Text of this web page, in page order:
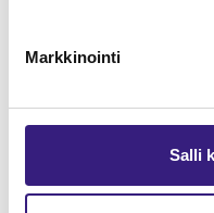
Markkinointi
Salli